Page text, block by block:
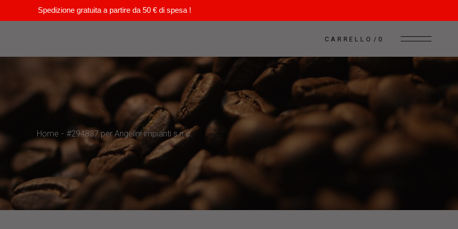
Spedizione gratuita a partire da 50 € di spesa !
CARRELLO 0
Home #294837 per Angelini impianti s.n.c.